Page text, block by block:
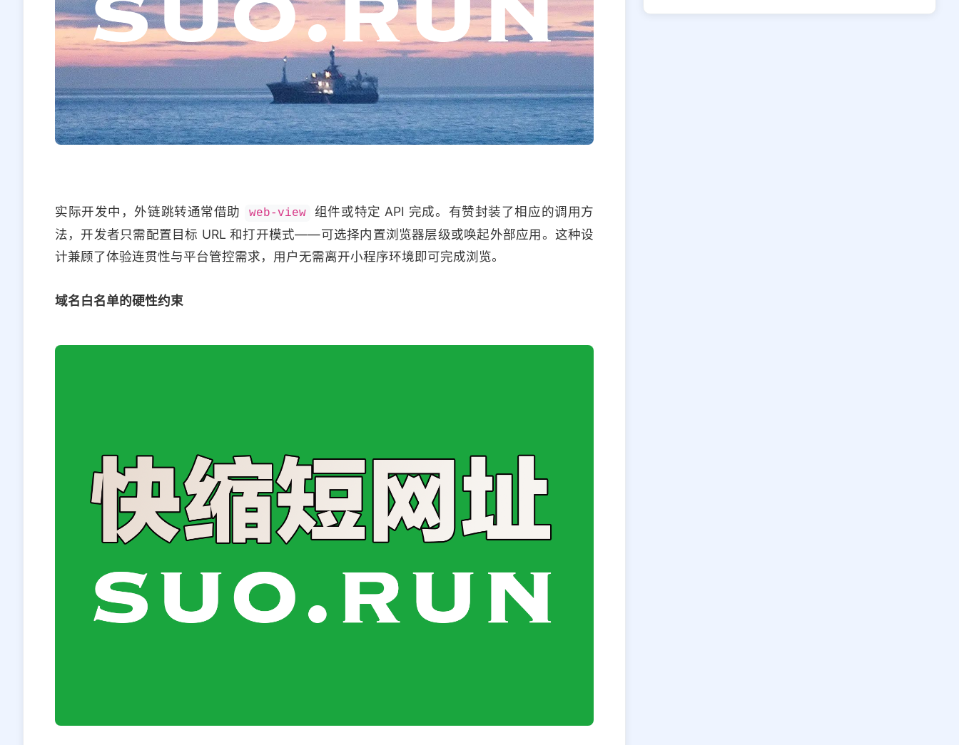
实际开发中，外链跳转通常借助 web-view
组件或特定 API 完成。有赞封装了相应的调用方
法，开发者只需配置目标 URL 和打开模式——可选择内置浏览器层级或唤起外部应用。这种设
计兼顾了体验连贯性与平台管控需求，用户无需离开小程序环境即可完成浏览。
域名白名单的硬性约束